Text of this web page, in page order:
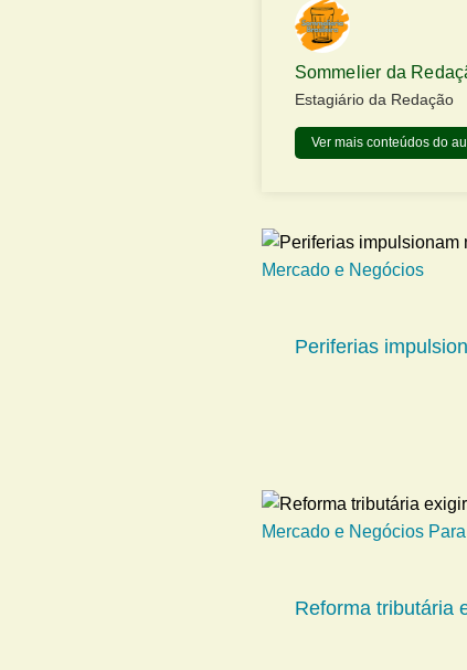
Sommelier da
Estagiário da Redação
Ver mais conteúdos do
Mercado e Negócios
Periferias
Mercado e Negócios
Reforma tributária